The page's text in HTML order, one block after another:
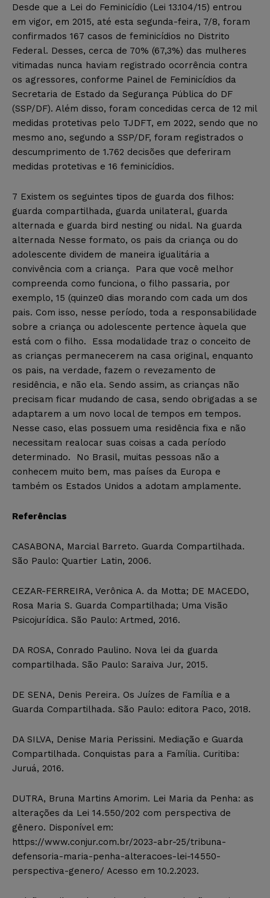
Desde que a Lei do Feminicídio (Lei 13.104/15) entrou
em vigor, em 2015, até esta segunda-feira, 7/8, foram
confirmados 167 casos de feminicídios no Distrito
Federal. Desses, cerca de 70% (67,3%) das mulheres
vitimadas nunca haviam registrado ocorrência contra
os agressores, conforme Painel de Feminicídios da
Secretaria de Estado da Segurança Pública do DF
(SSP/DF). Além disso, foram concedidas cerca de 12 mil
medidas protetivas pelo TJDFT, em 2022, sendo que no
mesmo ano, segundo a SSP/DF, foram registrados o
descumprimento de 1.762 decisões que deferiram
medidas protetivas e 16 feminicídios.
7 Existem os seguintes tipos de guarda dos filhos:
guarda compartilhada, guarda unilateral, guarda
alternada e guarda bird nesting ou nidal. Na guarda
alternada Nesse formato, os pais da criança ou do
adolescente dividem de maneira igualitária a
convivência com a criança. Para que você melhor
compreenda como funciona, o filho passaria, por
exemplo, 15 (quinze0 dias morando com cada um dos
pais. Com isso, nesse período, toda a responsabilidade
sobre a criança ou adolescente pertence àquela que
está com o filho. Essa modalidade traz o conceito de
as crianças permanecerem na casa original, enquanto
os pais, na verdade, fazem o revezamento de
residência, e não ela. Sendo assim, as crianças não
precisam ficar mudando de casa, sendo obrigadas a se
adaptarem a um novo local de tempos em tempos.
Nesse caso, elas possuem uma residência fixa e não
necessitam realocar suas coisas a cada período
determinado. No Brasil, muitas pessoas não a
conhecem muito bem, mas países da Europa e
também os Estados Unidos a adotam amplamente.
Referências
CASABONA, Marcial Barreto. Guarda Compartilhada.
São Paulo: Quartier Latin, 2006.
CEZAR-FERREIRA, Verônica A. da Motta; DE MACEDO,
Rosa Maria S. Guarda Compartilhada; Uma Visão
Psicojurídica. São Paulo: Artmed, 2016.
DA ROSA, Conrado Paulino. Nova lei da guarda
compartilhada. São Paulo: Saraiva Jur, 2015.
DE SENA, Denis Pereira. Os Juízes de Família e a
Guarda Compartilhada. São Paulo: editora Paco, 2018.
DA SILVA, Denise Maria Perissini. Mediação e Guarda
Compartilhada. Conquistas para a Família. Curitiba:
Juruá, 2016.
DUTRA, Bruna Martins Amorim. Lei Maria da Penha: as
alterações da Lei 14.550/202 com perspectiva de
gênero. Disponível em:
https://www.conjur.com.br/2023-abr-25/tribuna-
defensoria-maria-penha-alteracoes-lei-14550-
perspectiva-genero/ Acesso em 10.2.2023.